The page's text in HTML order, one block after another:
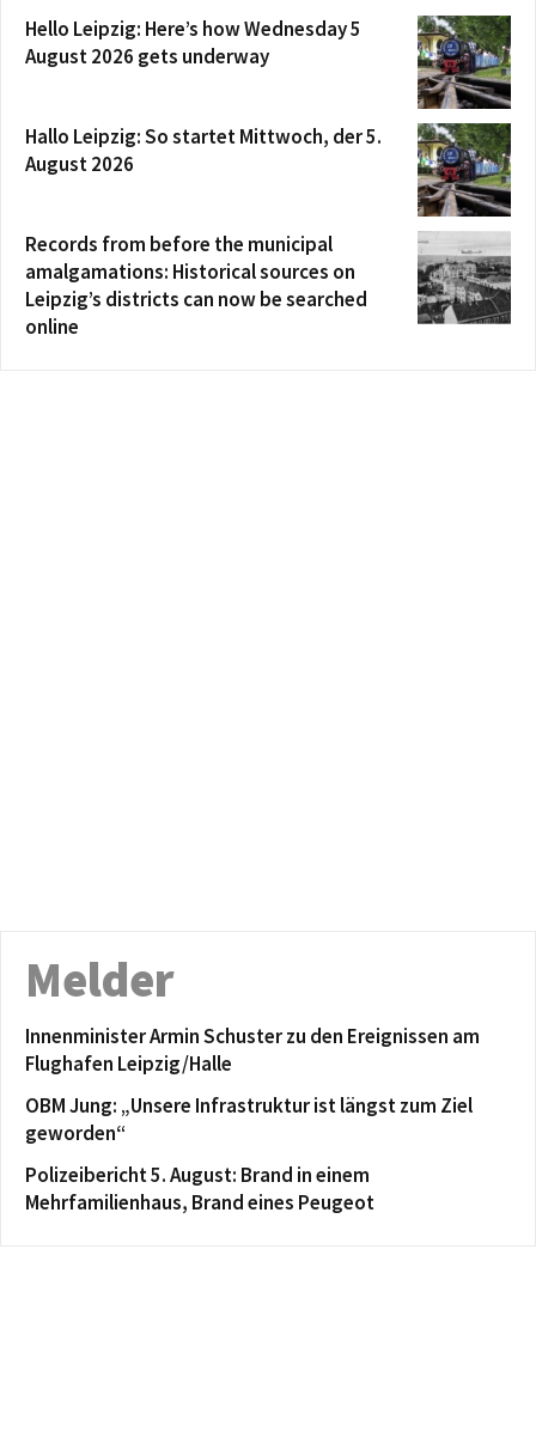
Hello Leipzig: Here’s how Wednesday 5
August 2026 gets underway
Hallo Leipzig: So startet Mittwoch, der 5.
August 2026
Records from before the municipal
amalgamations: Historical sources on
Leipzig’s districts can now be searched
online
Melder
Innenminister Armin Schuster zu den Ereignissen am
Flughafen Leipzig/Halle
OBM Jung: „Unsere Infrastruktur ist längst zum Ziel
geworden“
Polizeibericht 5. August: Brand in einem
Mehrfamilienhaus, Brand eines Peugeot